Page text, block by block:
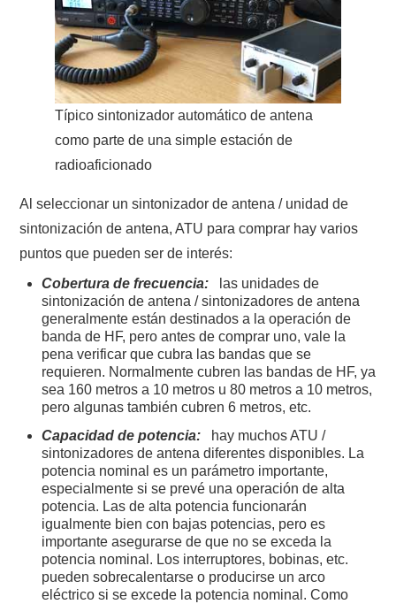
Típico sintonizador automático de antena
como parte de una simple estación de
radioaficionado
Al seleccionar un sintonizador de antena / unidad de
sintonización de antena, ATU para comprar hay varios
puntos que pueden ser de interés:
Cobertura de frecuencia: las unidades de
sintonización de antena / sintonizadores de antena
generalmente están destinados a la operación de
banda de HF, pero antes de comprar uno, vale la
pena verificar que cubra las bandas que se
requieren. Normalmente cubren las bandas de HF, ya
sea 160 metros a 10 metros u 80 metros a 10 metros,
pero algunas también cubren 6 metros, etc.
Capacidad de potencia: hay muchos ATU /
sintonizadores de antena diferentes disponibles. La
potencia nominal es un parámetro importante,
especialmente si se prevé una operación de alta
potencia. Las de alta potencia funcionarán
igualmente bien con bajas potencias, pero es
importante asegurarse de que no se exceda la
potencia nominal. Los interruptores, bobinas, etc.
pueden sobrecalentarse o producirse un arco
eléctrico si se excede la potencia nominal. Como